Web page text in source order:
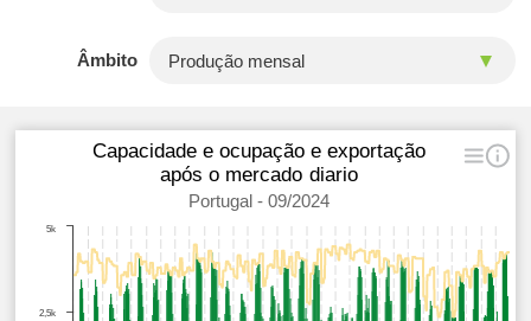
Âmbito
Capacidade e ocupação e exportação
após o mercado diario
Portugal - 09/2024
2,5k
5k